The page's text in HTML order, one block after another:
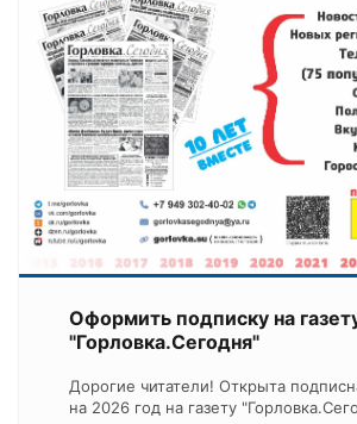
Оформить подписку на
"Горловка.Сегодня"
Дорогие читатели! Открыта
на 2026 год на газету